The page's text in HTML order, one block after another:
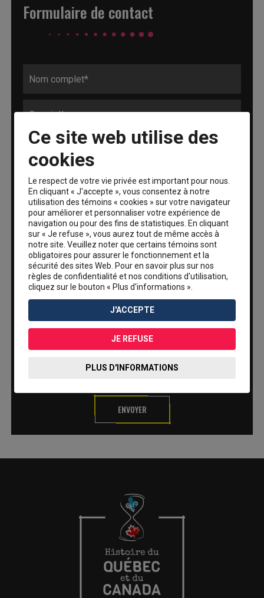
Formulaire de contact
ENVOYER
Ce site web utilise des
cookies
Le respect de votre vie privée est important pour nous.
En cliquant « J'accepte », vous consentez à notre
utilisation des témoins « cookies » sur votre navigateur
pour améliorer et personnaliser votre expérience de
navigation ou pour des fins de statistiques. En cliquant
sur « Je refuse », vous aurez tout de même accès à
notre site. Veuillez noter que certains témoins sont
obligatoires pour assurer le fonctionnement et la
sécurité des sites Web. Pour en savoir plus sur nos
règles de confidentialité et nos conditions d'utilisation,
cliquez sur le bouton « Plus d'informations ».
J'ACCEPTE
JE REFUSE
PLUS D'INFORMATIONS